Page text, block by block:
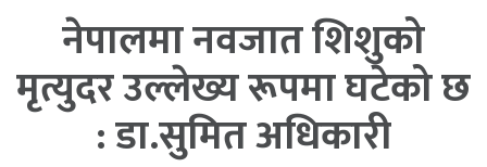
नेपालमा नवजात शिशुको
मृत्युदर उल्लेख्य रूपमा घटेको छ
: डा.सुमित अधिकारी